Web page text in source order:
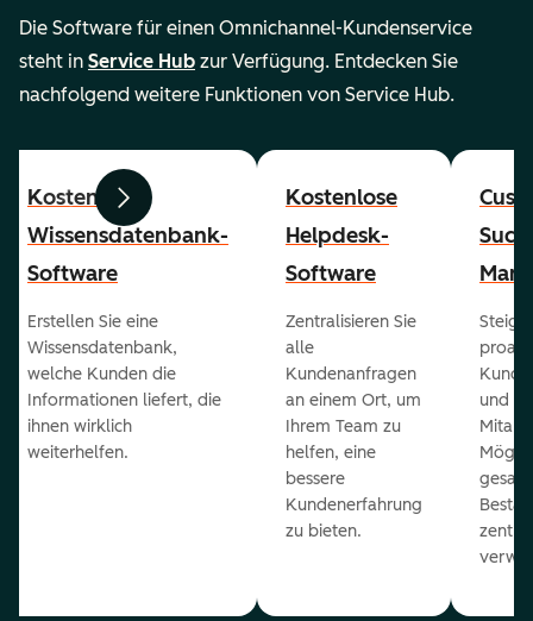
Die Software für einen Omnichannel-Kundenservice
steht in Service Hub zur Verfügung. Entdecken Sie
nachfolgend weitere Funktionen von Service Hub.
ZurückWeiter
Kostenlose
Wissensdatenbank-
Software
Erstellen Sie eine
Wissensdatenbank,
welche Kunden die
Informationen liefert, die
ihnen wirklich
weiterhelfen.
Kostenlose
Helpdesk-
Software
Zentralisieren Sie
alle
Kundenanfragen
an einem Ort, um
Ihrem Team zu
helfen, eine
bessere
Kundenerfahrung
zu bieten.
und